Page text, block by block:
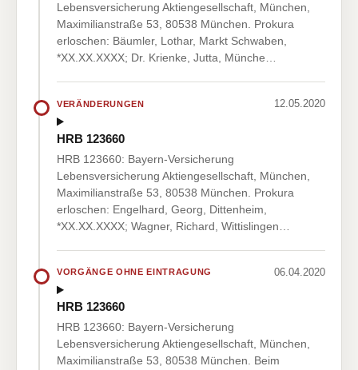
Lebensversicherung Aktiengesellschaft, München,
Maximilianstraße 53, 80538 München. Prokura
erloschen: Bäumler, Lothar, Markt Schwaben,
*XX.XX.XXXX; Dr. Krienke, Jutta, Münche…
VERÄNDERUNGEN 12.05.2020
HRB 123660
HRB 123660: Bayern-Versicherung
Lebensversicherung Aktiengesellschaft, München,
Maximilianstraße 53, 80538 München. Prokura
erloschen: Engelhard, Georg, Dittenheim,
*XX.XX.XXXX; Wagner, Richard, Wittislingen…
VORGÄNGE OHNE EINTRAGUNG 06.04.2020
HRB 123660
HRB 123660: Bayern-Versicherung
Lebensversicherung Aktiengesellschaft, München,
Maximilianstraße 53, 80538 München. Beim